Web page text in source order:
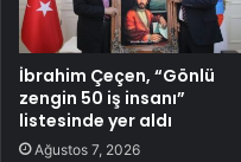
İbrahim Çeçen, “Gönlü
zengin 50 iş insanı”
listesinde yer aldı
Ağustos 7, 2026